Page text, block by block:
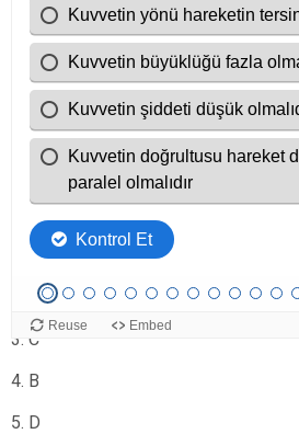
1. B
2. A
3. C
4. B
5. D